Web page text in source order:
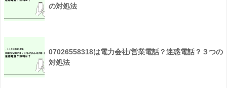
の対処法
07026558318は電力会社/営業電話？迷惑電話？３つの
対処法